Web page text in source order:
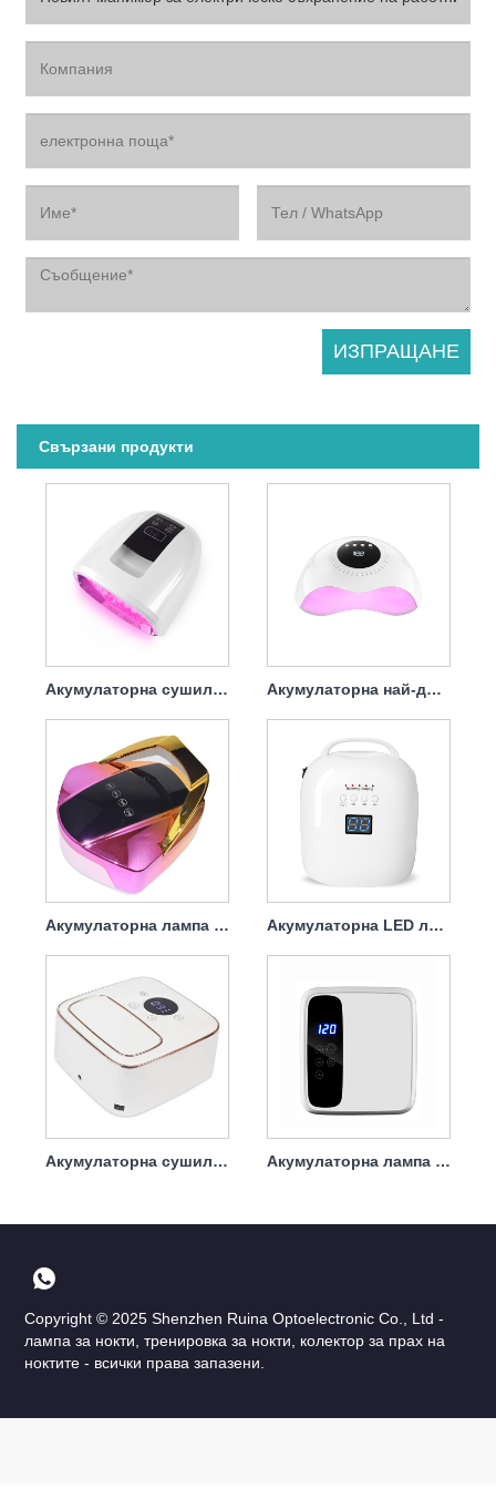
Свързани продукти
Акумулаторна сушилня за нокти UV лампа 90w Акумулаторна най-добра лампа за сушене на нокти 120w
Акумулаторна лампа за сушене на нокти с гел 96w Акумулаторна LED лампа за изсушаване на нокти 86w, преносима
Акумулаторна сушилня за нокти UV лампа за нокти 72w Акумулаторна лампа за изсушаване на лак за нокти 72w
Copyright © 2025 Shenzhen Ruina Optoelectronic Co., Ltd -
лампа за нокти, тренировка за нокти, колектор за прах на
ноктите - всички права запазени.